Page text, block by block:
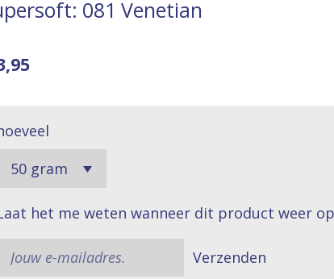
081 Venetian
het me weten wanneer dit product weer
Verzenden